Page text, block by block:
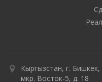
Кыргызстан, г. Бишкек,
мкр. Восток-5, д. 18